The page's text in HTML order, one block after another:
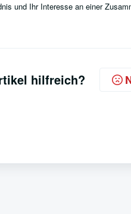
und Ihr Interesse an einer
hilfreich?